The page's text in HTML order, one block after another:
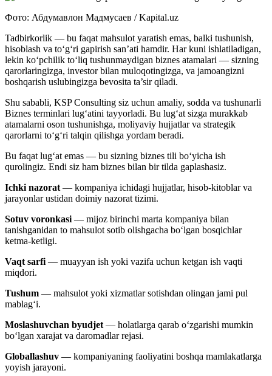
Фото: Абдумавлон Мадмусаев / Kapital.uz
Tadbirkorlik — bu faqat mahsulot yaratish emas, balki tushunish,
hisoblash va to‘g‘ri gapirish san’ati hamdir. Har kuni ishlatiladigan,
lekin ko‘pchilik to‘liq tushunmaydigan biznes atamalari — sizning
qarorlaringizga, investor bilan muloqotingizga, va jamoangizni
boshqarish uslubingizga bevosita ta’sir qiladi.
Shu sababli, KSP Consulting siz uchun amaliy, sodda va tushunarli
Biznes terminlari lug‘atini tayyorladi. Bu lug‘at sizga murakkab
atamalarni oson tushunishga, moliyaviy hujjatlar va strategik
qarorlarni to‘g‘ri talqin qilishga yordam beradi.
Bu faqat lug‘at emas — bu sizning biznes tili bo‘yicha ish
qurolingiz. Endi siz ham biznes bilan bir tilda gaplashasiz.
Ichki nazorat — kompaniya ichidagi hujjatlar, hisob-kitoblar va
jarayonlar ustidan doimiy nazorat tizimi.
Sotuv voronkasi — mijoz birinchi marta kompaniya bilan
tanishganidan to mahsulot sotib olishgacha bo‘lgan bosqichlar
ketma-ketligi.
Vaqt sarfi — muayyan ish yoki vazifa uchun ketgan ish vaqti
miqdori.
Tushum — mahsulot yoki xizmatlar sotishdan olingan jami pul
mablag‘i.
Moslashuvchan byudjet — holatlarga qarab o‘zgarishi mumkin
bo‘lgan xarajat va daromadlar rejasi.
Globallashuv — kompaniyaning faoliyatini boshqa mamlakatlarga
yoyish jarayoni.